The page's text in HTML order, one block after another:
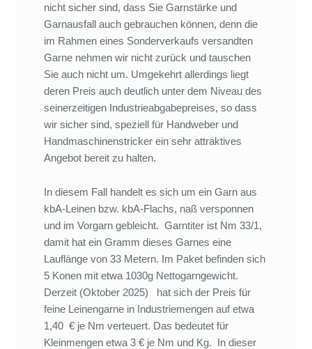
nicht sicher sind, dass Sie Garnstärke und
Garnausfall auch gebrauchen können, denn die
im Rahmen eines Sonderverkaufs versandten
Garne nehmen wir nicht zurück und tauschen
Sie auch nicht um. Umgekehrt allerdings liegt
deren Preis auch deutlich unter dem Niveau des
seinerzeitigen Industrieabgabepreises, so dass
wir sicher sind, speziell für Handweber und
Handmaschinenstricker ein sehr attraktives
Angebot bereit zu halten.
In diesem Fall handelt es sich um ein Garn aus
kbA-Leinen bzw. kbA-Flachs, naß versponnen
und im Vorgarn gebleicht. Garntiter ist Nm 33/1,
damit hat ein Gramm dieses Garnes eine
Lauflänge von 33 Metern. Im Paket befinden sich
5 Konen mit etwa 1030g Nettogarngewicht.
Derzeit (Oktober 2025) hat sich der Preis für
feine Leinengarne in Industriemengen auf etwa
1,40 € je Nm verteuert. Das bedeutet für
Kleinmengen etwa 3 € je Nm und Kg. In dieser